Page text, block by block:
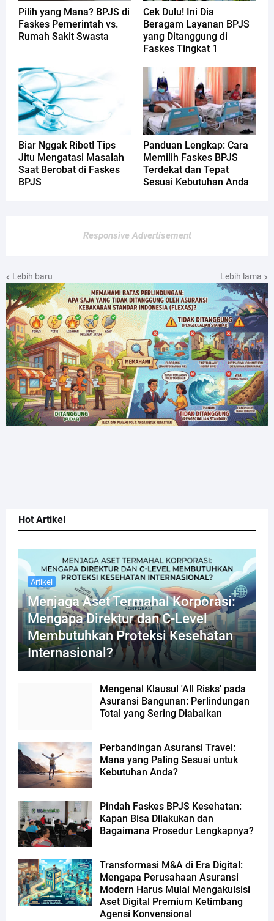
Hot Artikel
Artikel
Menjaga Aset Termahal Korporasi:
Mengapa Direktur dan C-Level
Membutuhkan Proteksi Kesehatan
Internasional?
Mengenal Klausul 'All Risks' pada
Asuransi Bangunan: Perlindungan
Total yang Sering Diabaikan
Perbandingan Asuransi Travel:
Mana yang Paling Sesuai untuk
Kebutuhan Anda?
Pindah Faskes BPJS Kesehatan:
Kapan Bisa Dilakukan dan
Bagaimana Prosedur Lengkapnya?
Transformasi M&A di Era Digital:
Mengapa Perusahaan Asuransi
Modern Harus Mulai Mengakuisisi
Aset Digital Premium Ketimbang
Agensi Konvensional
Pilih yang Mana? BPJS di
Faskes Pemerintah vs.
Rumah Sakit Swasta
Cek Dulu! Ini Dia
Beragam Layanan BPJS
yang Ditanggung di
Faskes Tingkat 1
Biar Nggak Ribet! Tips
Jitu Mengatasi Masalah
Saat Berobat di Faskes
BPJS
Panduan Lengkap: Cara
Memilih Faskes BPJS
Terdekat dan Tepat
Sesuai Kebutuhan Anda
Responsive Advertisement
Lebih baru Lebih lama